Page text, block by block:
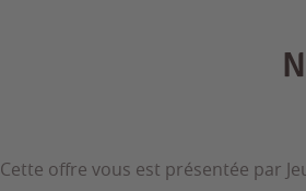
Cette offre vous est présentée par